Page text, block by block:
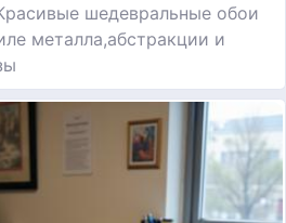
шедевральные обои
металла,абстракции и